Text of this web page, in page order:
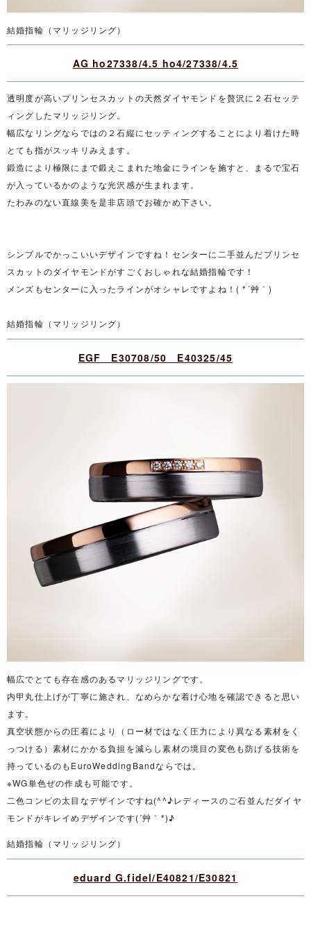
結婚指輪（マリッジリング）
AG ho27338/4.5 ho4/27338/4.5
透明度が高いプリンセスカットの天然ダイヤモンドを贅沢に２石セッテ
ィングしたマリッジリング。
幅広なリングならではの２石縦にセッティングすることにより着けた時
とても指がスッキリみえます。
鍛造により極限にまで鍛えこまれた地金にラインを施すと、まるで宝石
が入っているかのような光沢感が生まれます。
たわみのない直線美を是非店頭でお確かめ下さい。
シンプルでかっこいいデザインですね！センターに二手並んだプリンセ
スカットのダイヤモンドがすごくおしゃれな結婚指輪です！
メンズもセンターに入ったラインがオシャレですよね！( *´艸｀)
結婚指輪（マリッジリング）
EGF E30708/50 E40325/45
幅広でとても存在感のあるマリッジリングです。
内甲丸仕上げが丁寧に施され、なめらかな着け心地を確認できると思い
ます。
真空状態からの圧着により（ロー材ではなく圧力により異なる素材をく
っつける）素材にかかる負担を減らし素材の境目の変色も防げる技術を
持っているのもEuroWeddingBandならでは。
※WG単色ぜの作成も可能です。
二色コンビの太目なデザインですね(^^♪レディースのご石並んだダイヤ
モンドがキレイめデザインです(´艸｀*)♪
結婚指輪（マリッジリング）
eduard G.fidel/E40821/E30821